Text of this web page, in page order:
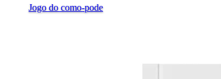
Jogo do como-pode